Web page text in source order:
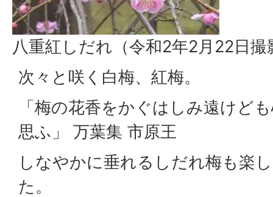
八重紅しだれ（令和2年2月22日撮
次々と咲く白梅、紅梅。
「梅の花香をかぐはしみ遠けど
思ふ」 万葉集 市原王
しなやかに垂れるしだれ梅も楽
た。